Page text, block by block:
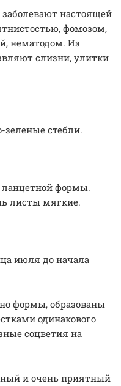
настоящей
фомозом,
нематодом. Из
слизни, улитки
зеленые стебли.
ланцетной формы.
листы мягкие.
июля до начала
формы, образованы
одинакового
соцветия на
и очень приятный